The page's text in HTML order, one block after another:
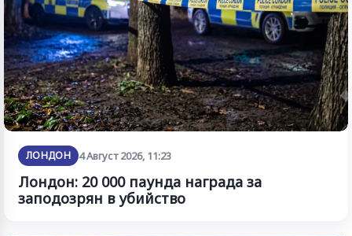
ЛОНДОН 4 Август 2026, 11:23
Лондон: 20 000 паунда награда за
заподозрян в убийство